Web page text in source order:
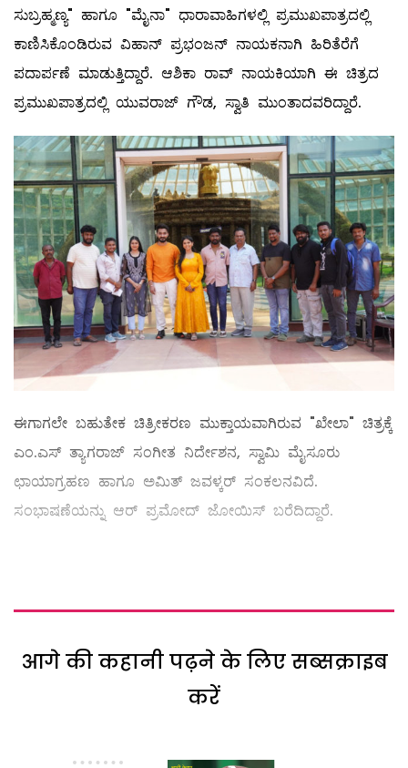
ಸುಬ್ರಹ್ಮಣ್ಯ" ಹಾಗೂ "ಮೈನಾ" ಧಾರಾವಾಹಿಗಳಲ್ಲಿ ಪ್ರಮುಖಪಾತ್ರದಲ್ಲಿ
ಕಾಣಿಸಿಕೊಂಡಿರುವ ವಿಹಾನ್ ಪ್ರಭಂಜನ್ ನಾಯಕನಾಗಿ ಹಿರಿತೆರೆಗೆ
ಪದಾರ್ಪಣೆ ಮಾಡುತ್ತಿದ್ದಾರೆ. ಆಶಿಕಾ ರಾವ್ ನಾಯಕಿಯಾಗಿ ಈ ಚಿತ್ರದ
ಪ್ರಮುಖಪಾತ್ರದಲ್ಲಿ ಯುವರಾಜ್ ಗೌಡ, ಸ್ವಾತಿ ಮುಂತಾದವರಿದ್ದಾರೆ.
ಈಗಾಗಲೇ ಬಹುತೇಕ ಚಿತ್ರೀಕರಣ ಮುಕ್ತಾಯವಾಗಿರುವ "ಖೇಲಾ" ಚಿತ್ರಕ್ಕೆ
ಎಂ.ಎಸ್ ತ್ಯಾಗರಾಜ್ ಸಂಗೀತ ನಿರ್ದೇಶನ, ಸ್ವಾಮಿ ಮೈಸೂರು
ಛಾಯಾಗ್ರಹಣ ಹಾಗೂ ಅಮಿತ್ ಜವಳ್ಕರ್ ಸಂಕಲನವಿದೆ.
ಸಂಭಾಷಣೆಯನ್ನು ಆರ್ ಪ್ರಮೋದ್ ಜೋಯಿಸ್ ಬರೆದಿದ್ದಾರೆ.
आगे की कहानी पढ़ने के लिए सब्सक्राइब
करें